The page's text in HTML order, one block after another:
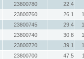
23800780
22.4
23800760 26.1
23800745 29.4
23800740 30.8
23800720 39.1
23800700 47.5